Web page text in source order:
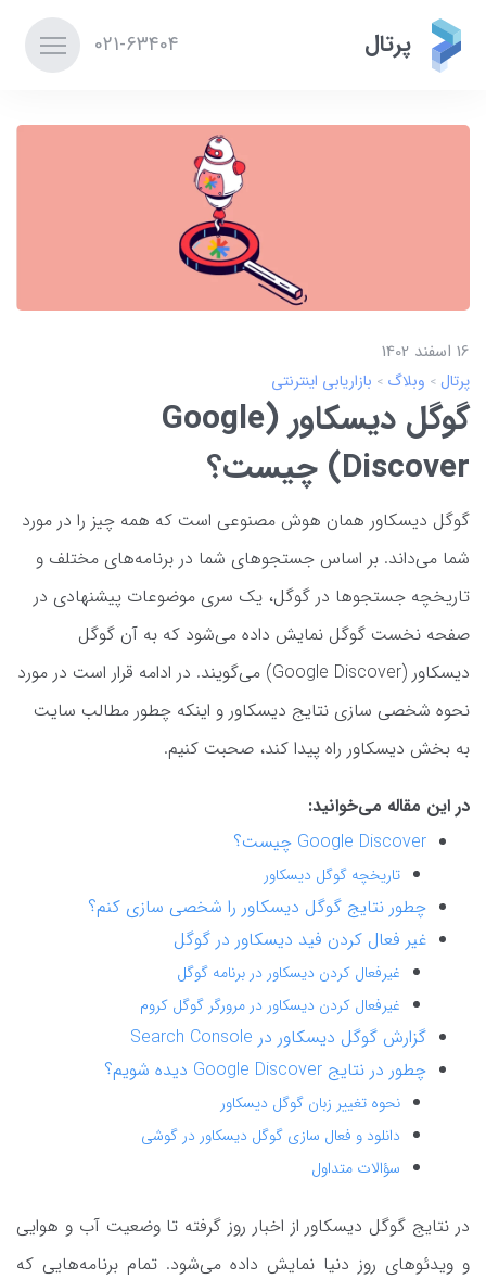
پرتال 021-63404
16 اسفند 1402
پرتال وبلاگ بازاریابی اینترنتی
گوگل دیسکاور (Google
Discover) چیست؟
گوگل دیسکاور همان هوش مصنوعی است که همه چیز را در مورد
شما می‌داند. بر اساس جستجوهای شما در برنامه‌های مختلف و
تاریخچه جستجوها در گوگل، یک سری موضوعات پیشنهادی در
صفحه نخست گوگل نمایش داده می‌شود که به آن گوگل
دیسکاور (Google Discover) می‌گویند. در ادامه قرار است در مورد
نحوه شخصی سازی نتایج دیسکاور و اینکه چطور مطالب سایت
به بخش دیسکاور راه پیدا کند، صحبت کنیم.
در این مقاله می‌خوانید:
Google Discover چیست؟
تاریخچه گوگل دیسکاور
چطور نتایج گوگل دیسکاور را شخصی سازی کنم؟
غیر فعال کردن فید دیسکاور در گوگل
غیرفعال کردن دیسکاور در برنامه گوگل
غیرفعال کردن دیسکاور در مرورگر گوگل کروم
گزارش گوگل دیسکاور در Search Console
چطور در نتایج Google Discover دیده شویم؟
نحوه تغییر زبان گوگل دیسکاور
دانلود و فعال سازی گوگل دیسکاور در گوشی
سؤالات متداول
در نتایج گوگل دیسکاور از اخبار روز گرفته تا وضعیت آب و هوایی
و ویدئوهای روز دنیا نمایش داده می‌شود. تمام برنامه‌هایی که